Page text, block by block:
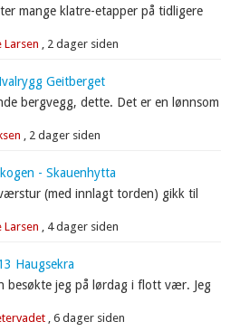
mange klatre-etapper på tidligere
Larsen , 2 dager siden
Geitberget
bergvegg, dette. Det er en lønnsom
, 2 dager siden
- Skauenhytta
(med innlagt torden) gikk til
Larsen , 4 dager siden
Haugsekra
besøkte jeg på lørdag i flott vær. Jeg
,6 dager siden